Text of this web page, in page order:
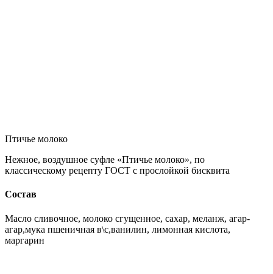
Птичье молоко
Нежное, воздушное суфле «Птичье молоко», по
классическому рецепту ГОСТ с прослойкой бисквита
Состав
Масло сливочное, молоко сгущенное, сахар, меланж, агар-
агар,мука пшеничная в\с,ванилин, лимонная кислота,
маргарин